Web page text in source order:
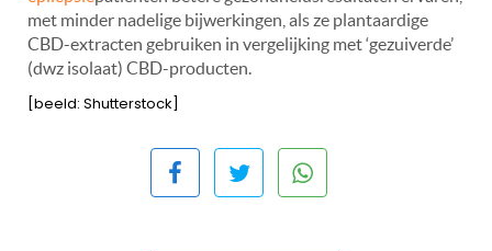
met minder nadelige bijwerkingen, als ze plantaardige
CBD-extracten gebruiken in vergelijking met ‘gezuiverde’
(dwz isolaat) CBD-producten.
[beeld: Shutterstock]